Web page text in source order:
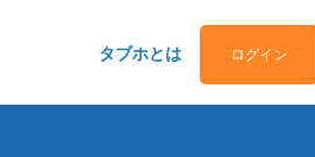
タブホとは ログイン